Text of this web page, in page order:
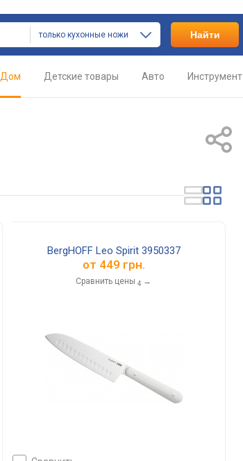
только кухонные ножи Найти
Дом Детские товары Авто Инструмент
BergHOFF Leo Spirit 3950337
от 449 грн.
Сравнить цены 4 →